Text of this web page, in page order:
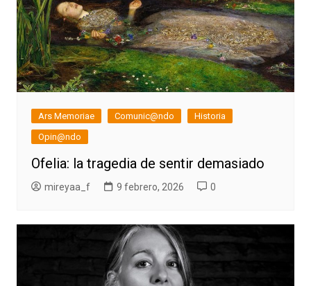
Ars Memoriae Comunic@ndo
Historia
Opin@ndo
Ofelia: la tragedia de sentir demasiado
mireyaa_f 9 febrero, 2026 0